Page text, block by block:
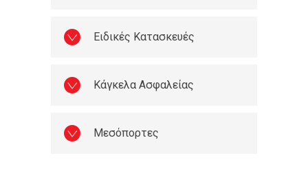
Ειδικές Κατασκευές
Κάγκελα Ασφαλείας
Μεσόπορτες